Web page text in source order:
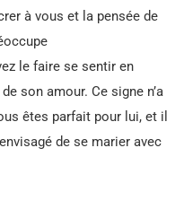
à vous et la pensée de
le faire se sentir en
son amour. Ce signe n’a
êtes parfait pour lui, et il
de se marier avec